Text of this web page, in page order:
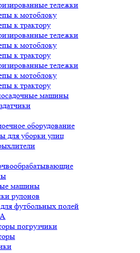
тележки
к мотоблоку
к трактору
тележки
к мотоблоку
к трактору
тележки
к мотоблоку
к трактору
машины
оборудование
для уборки улиц
машины
рулонов
футбольных полей
погрузчики